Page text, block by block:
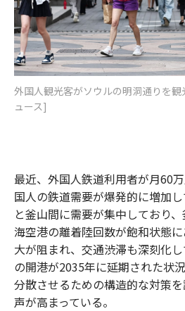
外国人観光客がソウルの明洞通りを
ュース]
最近、外国人鉄道利用者が月60
国人の鉄道需要が爆発的に増加
と釜山間に需要が集中しており
海空港の離着陸回数が飽和状態
大が阻まれ、交通渋滞も深刻化
の開港が2035年に延期された状
分散させるための構造的な対策
声が高まっている。